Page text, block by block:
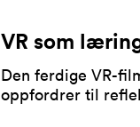
VR som
Den ferdige VR-
oppfordrer til